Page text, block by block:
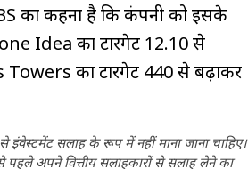
का कहना है कि कंपनी को इसके
Idea का टारगेट ₹12.10 से
Towers का टारगेट ₹440 से बढ़ाकर
सलाह के रूप में नहीं माना जाना चाहिए।
अपने वित्तीय सलाहकारों से सलाह लेने का